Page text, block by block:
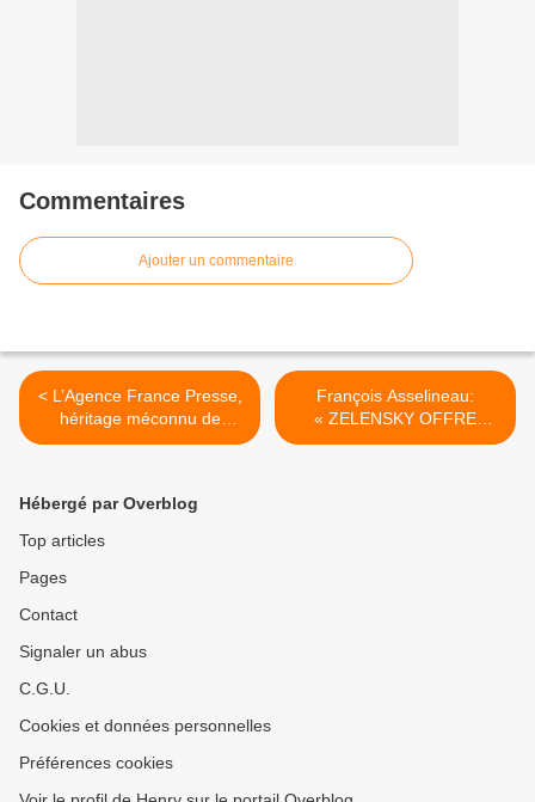
Commentaires
Ajouter un commentaire
< L’Agence France Presse,
héritage méconnu de
l’Occupation nazie
François Asselineau:
« ZELENSKY OFFRE
L’UKRAINE À BLACKROCK
Hébergé par Overblog
Top articles
Pages
Contact
Signaler un abus
C.G.U.
Cookies et données personnelles
Préférences cookies